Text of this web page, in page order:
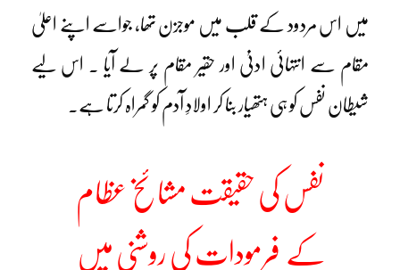
میں اس مردود کے قلب میں موجزن تھا، جواسے اپنے اعلیٰ
مقام سے انتہائی ادنیٰ اور حقیر مقام پر لے آیا ۔ اس لیے
شیطان نفس کو ہی ہتھیار بنا کر اولادِ آدم کو گمراہ کرتا ہے۔
نفس کی حقیقت مشائخ عظام
کے فرمودات کی روشنی میں